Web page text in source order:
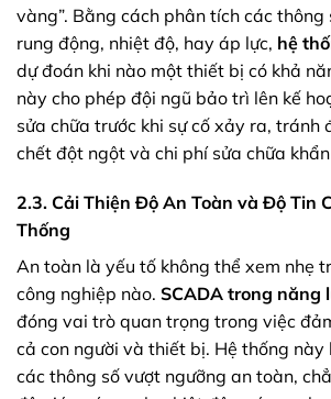
vàng”. Bằng cách phân tích các thông
rung động, nhiệt độ, hay áp lực, hệ
dự đoán khi nào một thiết bị có khả
này cho phép đội ngũ bảo trì lên kế
sửa chữa trước khi sự cố xảy ra, tránh
chết đột ngột và chi phí sửa chữa
2.3. Cải Thiện Độ An Toàn và Độ Tin
Thống
An toàn là yếu tố không thể xem nhẹ
công nghiệp nào. SCADA trong năng
đóng vai trò quan trọng trong việc
cả con người và thiết bị. Hệ thống
các thông số vượt ngưỡng an toàn,